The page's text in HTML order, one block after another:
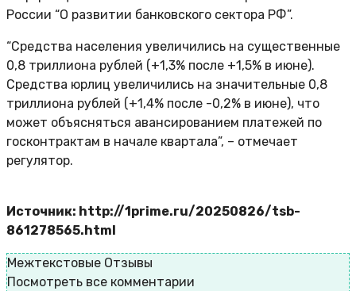
России “О развитии банковского сектора РФ”.
“Средства населения увеличились на существенные
0,8 триллиона рублей (+1,3% после +1,5% в июне).
Средства юрлиц увеличились на значительные 0,8
триллиона рублей (+1,4% после -0,2% в июне), что
может объясняться авансированием платежей по
госконтрактам в начале квартала”, – отмечает
регулятор.
Источник: http://1prime.ru/20250826/tsb-
861278565.html
Межтекстовые Отзывы
Посмотреть все комментарии